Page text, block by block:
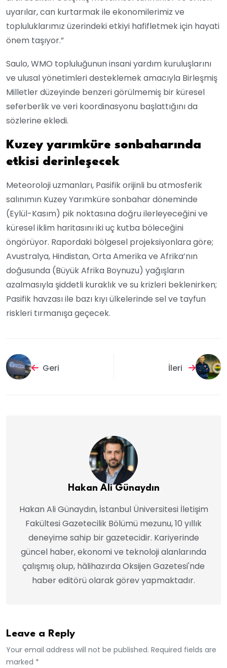
uyarılar, can kurtarmak ile ekonomilerimiz ve
topluluklarımız üzerindeki etkiyi hafifletmek için hayati
önem taşıyor.”
Saulo, WMO topluluğunun insani yardım kuruluşlarını
ve ulusal yönetimleri desteklemek amacıyla Birleşmiş
Milletler düzeyinde benzeri görülmemiş bir küresel
seferberlik ve veri koordinasyonu başlattığını da
sözlerine ekledi.
Kuzey yarımküre sonbaharında
etkisi derinleşecek
Meteoroloji uzmanları, Pasifik orijinli bu atmosferik
salınımın Kuzey Yarımküre sonbahar döneminde
(Eylül-Kasım) pik noktasına doğru ilerleyeceğini ve
küresel iklim haritasını iki uç kutba böleceğini
öngörüyor. Rapordaki bölgesel projeksiyonlara göre;
Avustralya, Hindistan, Orta Amerika ve Afrika’nın
doğusunda (Büyük Afrika Boynuzu) yağışların
azalmasıyla şiddetli kuraklık ve su krizleri beklenirken;
Pasifik havzası ile bazı kıyı ülkelerinde sel ve tayfun
riskleri tırmanışa geçecek.
Geri İleri
Hakan Ali Günaydın
Hakan Ali Günaydın, İstanbul Üniversitesi İletişim
Fakültesi Gazetecilik Bölümü mezunu, 10 yıllık
deneyime sahip bir gazetecidir. Kariyerinde
güncel haber, ekonomi ve teknoloji alanlarında
çalışmış olup, hâlihazırda Oksijen Gazetesi'nde
haber editörü olarak görev yapmaktadır.
Leave a Reply
Your email address will not be published. Required fields are
marked *